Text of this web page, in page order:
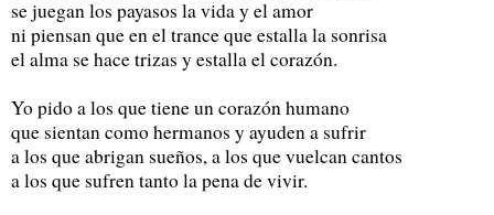
se juegan los payasos la vida y el amor
ni piensan que en el trance que estalla la sonrisa
el alma se hace trizas y estalla el corazón.
Yo pido a los que tiene un corazón humano
que sientan como hermanos y ayuden a sufrir
a los que abrigan sueños, a los que vuelcan cantos
a los que sufren tanto la pena de vivir.